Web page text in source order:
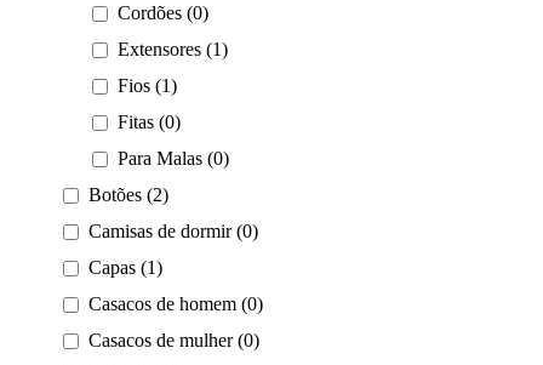
Cordões (0)
Extensores (1)
Fios (1)
Fitas (0)
Para Malas (0)
Botões (2)
Camisas de dormir (0)
Capas (1)
Casacos de homem (0)
Casacos de mulher (0)